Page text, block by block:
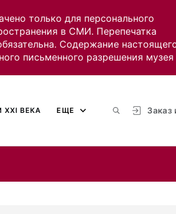
только для персонального
в СМИ. Перепечатка
Содержание
письменного разрешения музея
Заказ
ВЕКА ЕЩЕ